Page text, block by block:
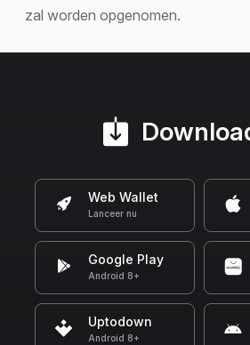
zal worden opgenomen.
Web Wallet
Lanceer nu
Google Play
Android 8+
Uptodown
Android 8+